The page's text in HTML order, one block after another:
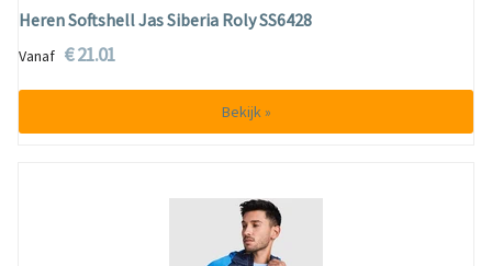
Heren Softshell Jas Siberia Roly SS6428
Vanaf € 21.01
Bekijk »